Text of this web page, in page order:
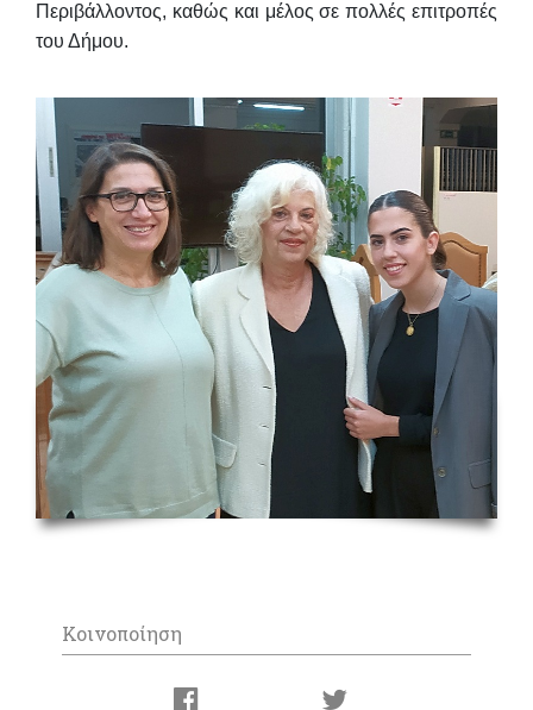
Περιβάλλοντος, καθώς και μέλος σε πολλές επιτροπές
του Δήμου.
Κοινοποίηση